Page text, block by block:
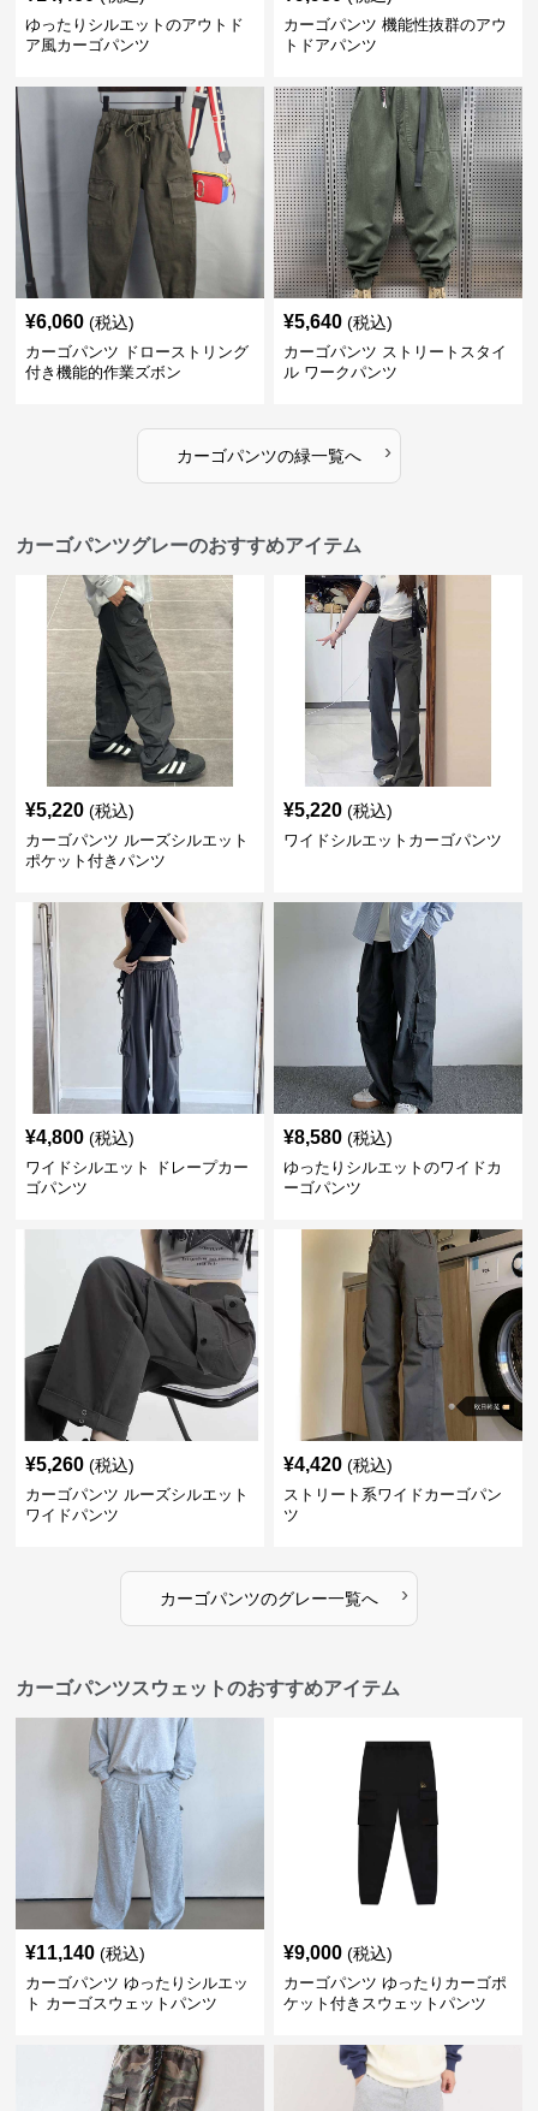
ゆったりシルエットのアウトド
ア風カーゴパンツ
カーゴパンツ 機能性抜群のアウ
トドアパンツ
¥6,060 (税込)
カーゴパンツ ドローストリング
付き機能的作業ズボン
¥5,640 (税込)
カーゴパンツ ストリートスタイ
ル ワークパンツ
カーゴパンツの緑一覧へ ›
カーゴパンツグレーのおすすめアイテム
¥5,220 (税込)
カーゴパンツ ルーズシルエット
ポケット付きパンツ
¥5,220 (税込)
ワイドシルエットカーゴパンツ
¥4,800 (税込)
ワイドシルエット ドレープカー
ゴパンツ
¥8,580 (税込)
ゆったりシルエットのワイドカ
ーゴパンツ
¥5,260 (税込)
カーゴパンツ ルーズシルエット
ワイドパンツ
¥4,420 (税込)
ストリート系ワイドカーゴパン
ツ
カーゴパンツのグレー一覧へ ›
カーゴパンツスウェットのおすすめアイテム
¥11,140 (税込)
カーゴパンツ ゆったりシルエッ
ト カーゴスウェットパンツ
¥9,000 (税込)
カーゴパンツ ゆったりカーゴポ
ケット付きスウェットパンツ